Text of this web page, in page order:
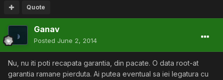
Quote
Ganav
Posted June 2, 2014
Nu, nu iti poti recapata garantia, din pacate. O data root-at
garantia ramane pierduta. Ai putea eventual sa iei legatura cu